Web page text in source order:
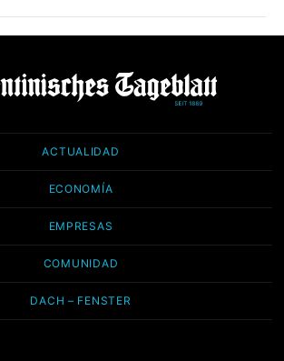
ACTUALIDAD
ECONOMÍA
EMPRESAS
COMUNIDAD
DACH – FENSTER